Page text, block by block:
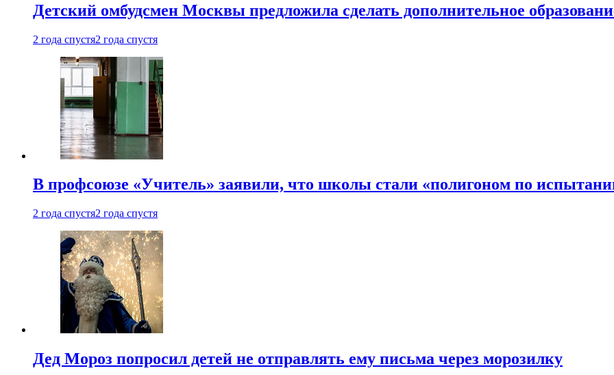
Детский омбудсмен Москвы предложила сделать дополнительное
2 года спустя2 года спустя
В профсоюзе «Учитель» заявили, что школы стали «полигоном по
2 года спустя2 года спустя
Дед Мороз попросил детей не отправлять ему письма через морозилку